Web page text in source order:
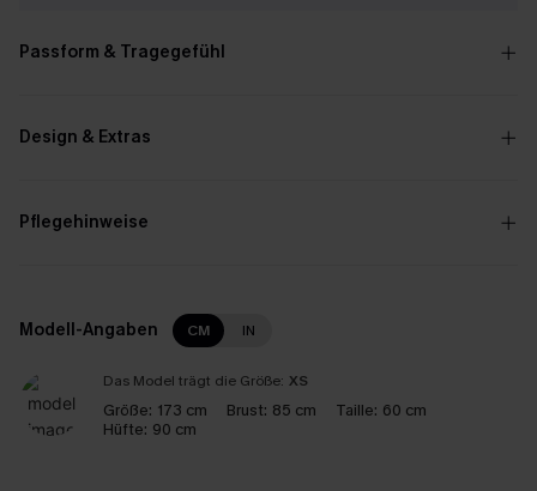
Passform & Tragegefühl
Design & Extras
Pflegehinweise
Modell-Angaben CM IN
Das Model trägt die Größe: XS
Größe: 173 cm Brust: 85 cm Taille: 60 cm
Hüfte: 90 cm